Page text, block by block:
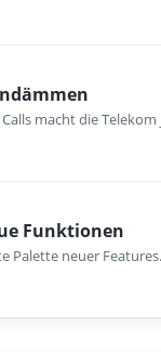
macht die
Funktionen
Palette neuer